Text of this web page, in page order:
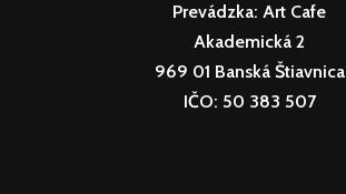
Prevádzka: Art Cafe
Akademická 2
969 01 Banská Štiavnica
IČO: 50 383 507